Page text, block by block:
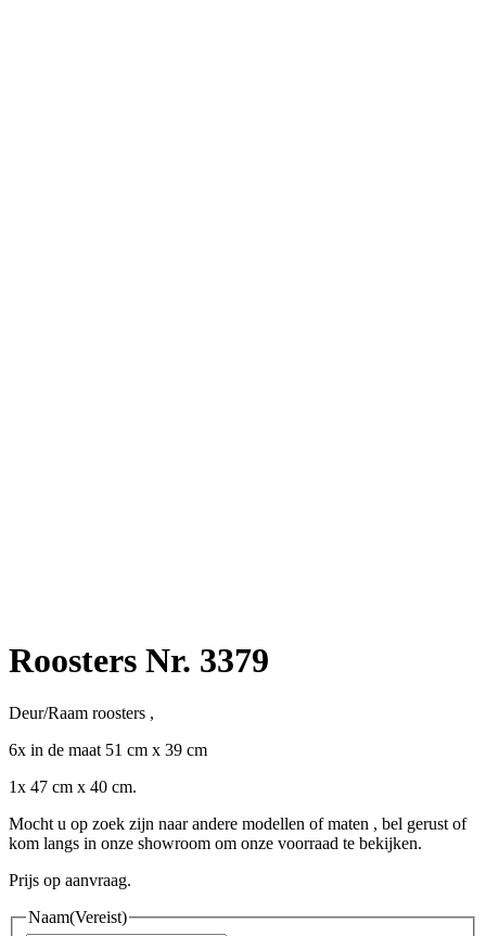
Roosters Nr. 3379
Deur/Raam roosters ,
6x in de maat 51 cm x 39 cm
1x 47 cm x 40 cm.
Mocht u op zoek zijn naar andere modellen of maten , bel gerust of
kom langs in onze showroom om onze voorraad te bekijken.
Prijs op aanvraag.
Naam(Vereist)